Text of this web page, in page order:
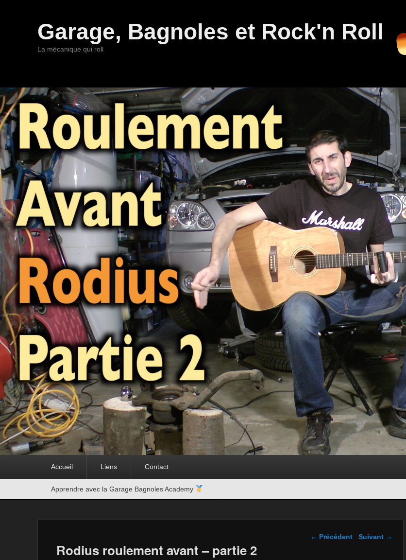
Garage, Bagnoles et Rock'n Roll
La mécanique qui roll
Accueil Liens Contact
Apprendre avec la Garage Bagnoles Academy
Navigation dans les
← Précédent Suivant →
Rodius roulement avant – partie 2